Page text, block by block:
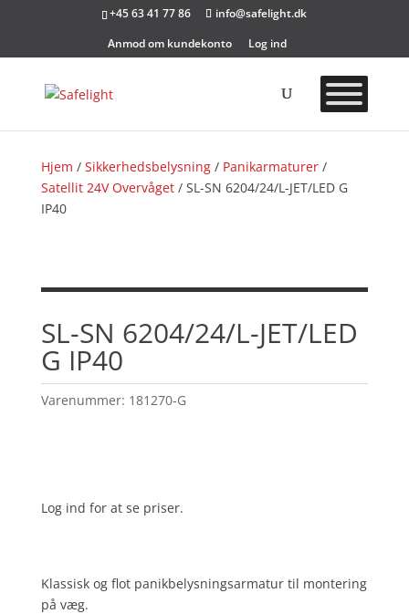
+45 63 41 77 86
info@safelight.dk
Anmod om kundekonto
Log ind
Hjem / Sikkerhedsbelysning/ Panikarmaturer/
Satellit 24V Overvåget/ SL-SN 6204/24/L-JET/LED G
IP40
SL-SN 6204/24/L-JET/LED
G IP40
Varenummer: 181270-G
Log ind for at se priser.
Klassisk og flot panikbelysningsarmatur til montering
på væg.